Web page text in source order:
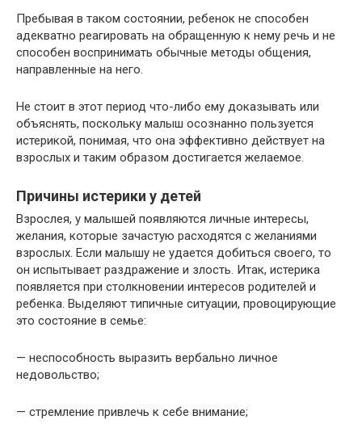
Пребывая в таком состоянии, ребенок не способен
адекватно реагировать на обращенную к нему речь и не
способен воспринимать обычные методы общения,
направленные на него.
Не стоит в этот период что-либо ему доказывать или
объяснять, поскольку малыш осознанно пользуется
истерикой, понимая, что она эффективно действует на
взрослых и таким образом достигается желаемое.
Причины истерики у детей
Взрослея, у малышей появляются личные интересы,
желания, которые зачастую расходятся с желаниями
взрослых. Если малышу не удается добиться своего, то
он испытывает раздражение и злость. Итак, истерика
появляется при столкновении интересов родителей и
ребенка. Выделяют типичные ситуации, провоцирующие
это состояние в семье:
— неспособность выразить вербально личное
недовольство;
— стремление привлечь к себе внимание;